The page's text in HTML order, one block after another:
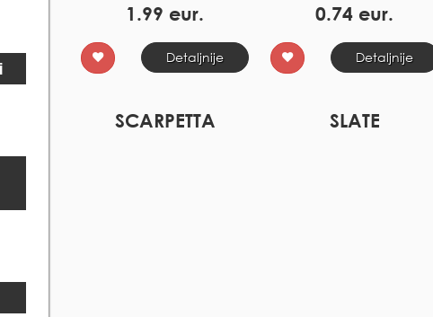
1.99 eur.
Detaljnije
0.74 eur.
Detaljnije
SCARPETTA SLATE